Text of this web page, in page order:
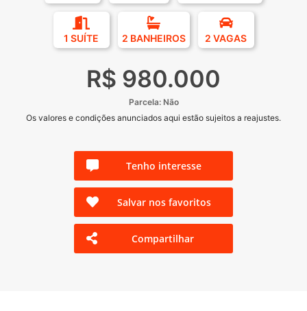
1 SUÍTE 2 BANHEIROS 2 VAGAS
R$ 980.000
Parcela: Não
Os valores e condições anunciados aqui estão sujeitos a reajustes.
Tenho interesse
Salvar nos favoritos
Compartilhar